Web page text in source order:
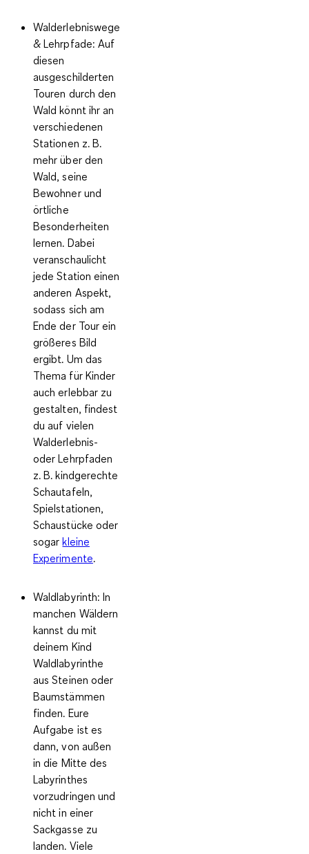
Walderlebniswege
& Lehrpfade: Auf
diesen
ausgeschilderten
Touren durch den
Wald könnt ihr an
verschiedenen
Stationen z. B.
mehr über den
Wald, seine
Bewohner und
örtliche
Besonderheiten
lernen. Dabei
veranschaulicht
jede Station einen
anderen Aspekt,
sodass sich am
Ende der Tour ein
größeres Bild
ergibt. Um das
Thema für Kinder
auch erlebbar zu
gestalten, findest
du auf vielen
Walderlebnis-
oder Lehrpfaden
z. B. kindgerechte
Schautafeln,
Spielstationen,
Schaustücke oder
sogarkleine
Experimente.
Waldlabyrinth: In
manchen Wäldern
kannst du mit
deinem Kind
Waldlabyrinthe
aus Steinen oder
Baumstämmen
finden. Eure
Aufgabe ist es
dann, von außen
in die Mitte des
Labyrinthes
vorzudringen und
nicht in einer
Sackgasse zu
landen. Viele